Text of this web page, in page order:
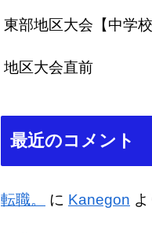
東部地区大会【中学校
地区大会直前
最近のコメント
転職。 に Kanegon よ